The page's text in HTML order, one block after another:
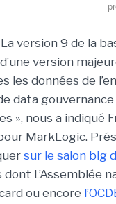
La version 9 de la
version
les données de
data
», nous a indiqué
MarkLogic.
sur le salon big
L’Assemblée
ou encore